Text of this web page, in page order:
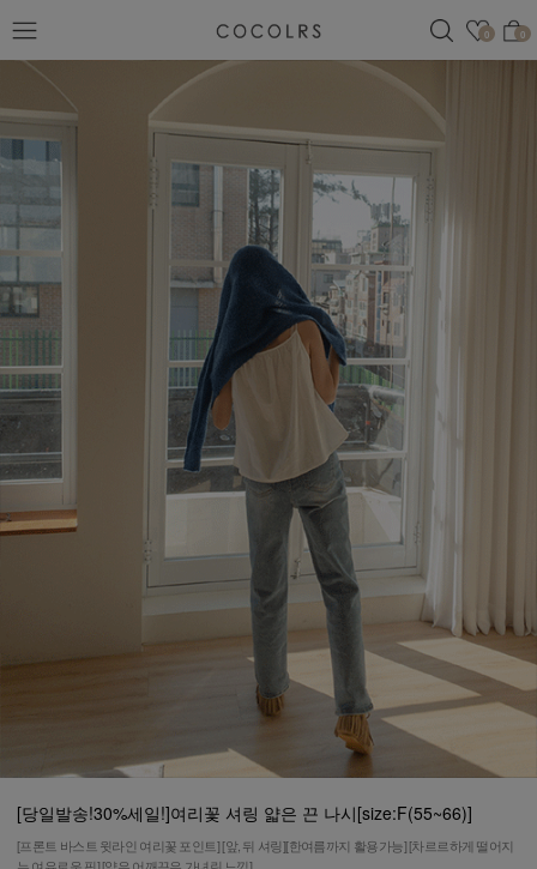
관심
0 0
검색
[당일발송!30%세일!]여리꽃 셔링 얇은 끈 나시[size:F(55~66)]
[프론트 바스트 윗라인 여리꽃 포인트] [앞, 뒤 셔링][한여름까지 활용가능] [차르르하게 떨어지